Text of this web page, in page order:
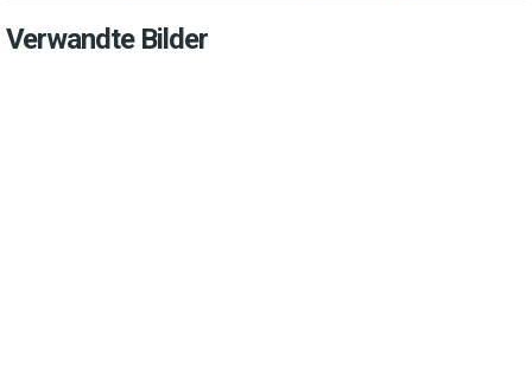
Verwandte Bilder